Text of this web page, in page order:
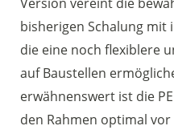
bisherigen Schalung mit
die eine noch flexiblere
auf Baustellen
erwähnenswert ist die
den Rahmen optimal